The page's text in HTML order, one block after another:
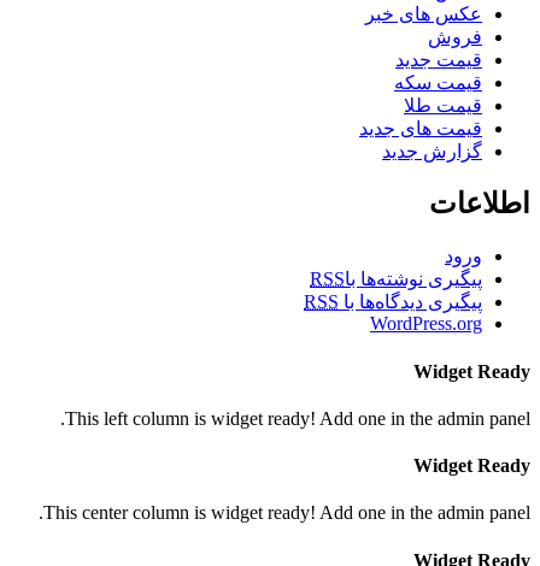
عکس های خبر
فروش
قیمت جدید
قیمت سکه
قیمت طلا
قیمت های جدید
گزارش جدید
اطلاعات
ورود
پیگیری نوشته‌ها باRSS
پیگیری دیدگاه‌ها با RSS
WordPress.org
Widget Ready
This left column is widget ready! Add one in the admin panel.
Widget Ready
This center column is widget ready! Add one in the admin panel.
Widget Ready